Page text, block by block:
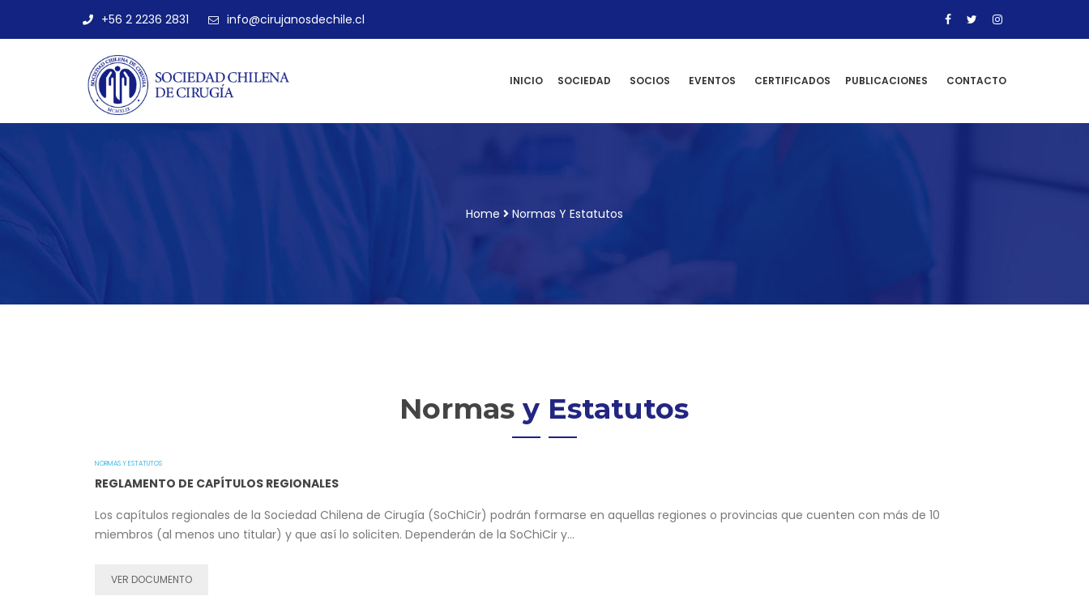
+56 2 2236 2831 info@cirujanosdechile.cl
INICIO SOCIEDAD SOCIOS EVENTOS CERTIFICADOS PUBLICACIONES CONTACTO
Home Normas Y Estatutos
Normasy Estatutos
NORMAS Y ESTATUTOS
REGLAMENTO DE CAPÍTULOS REGIONALES
Los capítulos regionales de la Sociedad Chilena de Cirugía (SoChiCir) podrán formarse en aquellas regiones o provincias que cuenten con más de 10
miembros (al menos uno titular) y que así lo soliciten. Dependerán de la SoChiCir y...
VER DOCUMENTO